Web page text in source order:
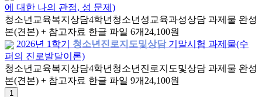
에 대한 나의 관점, 성 문제)
청소년교육복지상담4학년 청소년성교육과성상담 과제물 완성
본(견본) + 참고자료 한글 파일 6개 24,100원
2026년 1학기
청소년진로지도및상담 기말시험 과제물(수
퍼의 진로발달이론)
청소년교육복지상담4학년 청소년진로지도및상담 과제물 완성
본(견본) + 참고자료 한글 파일 9개 24,100원